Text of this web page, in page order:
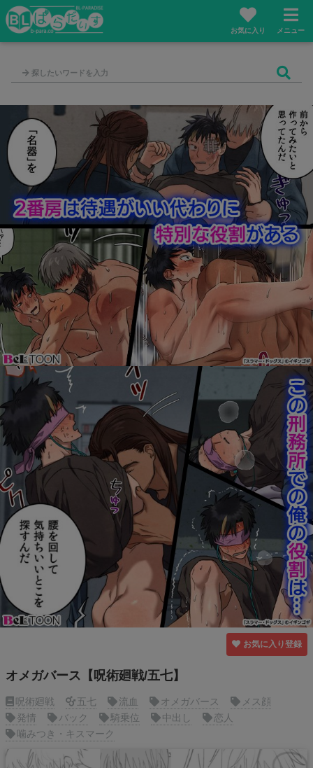
お気に入り メニュー
お気に入り登録
オメガバース【呪術廻戦/五七】
呪術廻戦 五七 流血 オメガバース
メス顔
発情
バック 騎乗位 中出し
恋人
噛みつき・キスマーク